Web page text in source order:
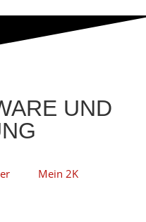
UND
Mein 2K